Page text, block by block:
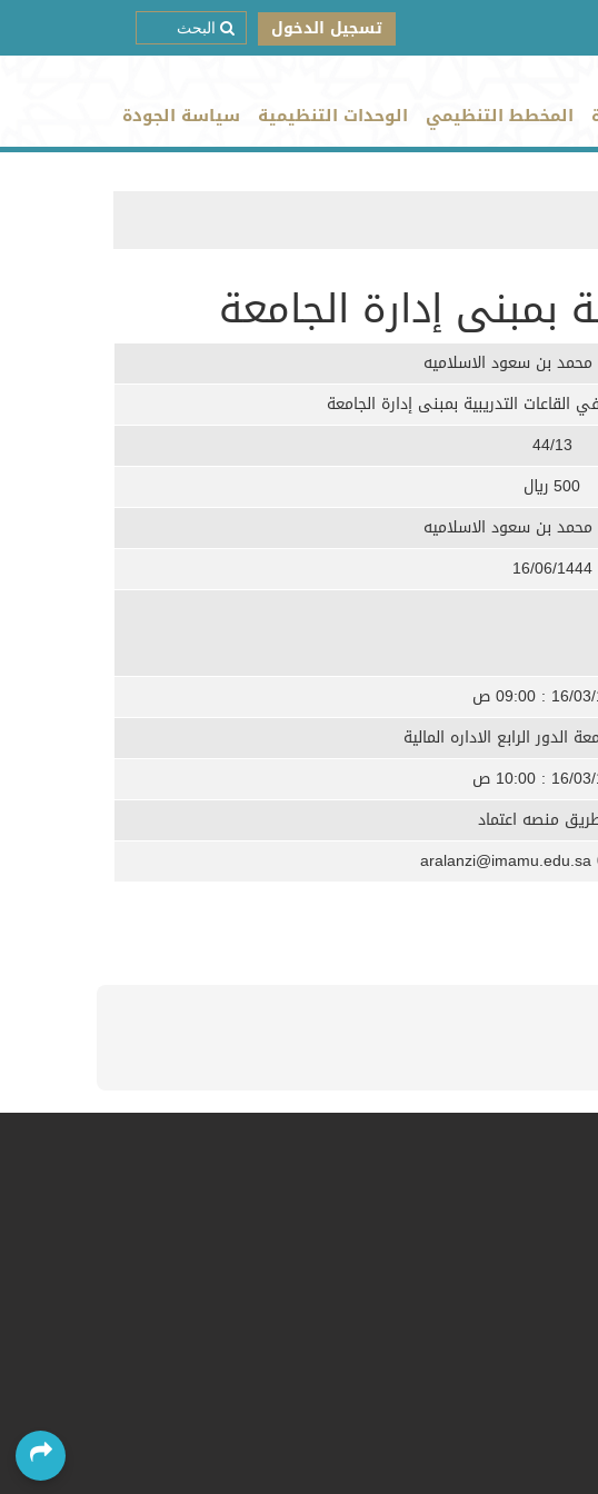
تسجيل الدخول
المخطط التنظيمي الوحدات التنظيمية سياسة الجودة
إدارة الجامعة
محمد بن سعود الاسلاميه
التدريبية بمبنى إدارة الجامعة
44/13
500 ريال
محمد بن سعود الاسلاميه
16/06/1444
: 09:00 ص
الدور الرابع الاداره المالية
: 10:00 ص
منصه اعتماد